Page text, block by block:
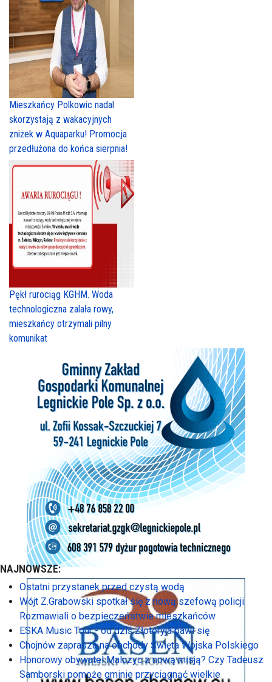
Mieszkańcy Polkowic nadal
skorzystają z wakacyjnych
zniżek w Aquaparku! Promocja
przedłużona do końca sierpnia!
Pękł rurociąg KGHM. Woda
technologiczna zalała rowy,
mieszkańcy otrzymali pilny
komunikat
NAJNOWSZE:
Ostatni przystanek przed czystą wodą
Wójt Z.Grabowski spotkał się z nową szefową policji.
Rozmawiali o bezpieczeństwie mieszkańców
ESKA Music Tour - od dziś Złotoryja bawi się
Chojnów zaprasza na obchody Święta Wojska Polskiego
Honorowy obywatel Malczyc z nową misją? Czy Tadeusz
Samborski pomoże gminie przyciągnąć wielkie